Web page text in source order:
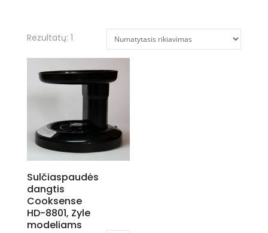
Rezultatų: 1
Sulčiaspaudės
dangtis
Cooksense
HD-8801, Zyle
modeliams